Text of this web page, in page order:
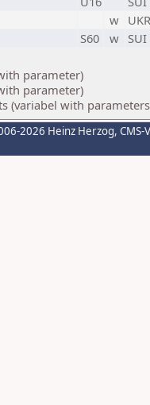
w UKR
S60 w SUI
parameter)
parameter)
(variabel with
2026 Heinz Herzog,